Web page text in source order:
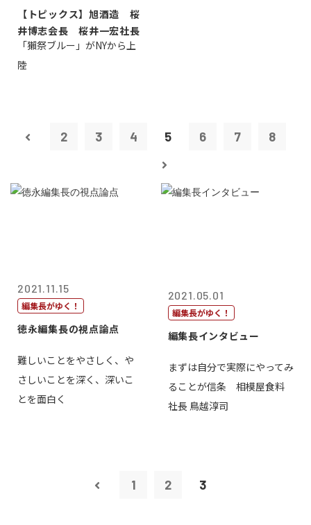
【トピックス】旭酒造 桜
井博志会長 桜井一宏社長
「獺祭ブルー」がNYから上
陸
2 3 4 5 6 7 8
2021.11.15
編集長がゆく！
徳永編集長の視点論点
難しいことをやさしく、や
さしいことを深く、深いこ
とを面白く
2021.05.01
編集長がゆく！
編集長インタビュー
まずは自分で実際にやってみ
ることが信条 相模屋食料
社長 鳥越淳司
1 2 3